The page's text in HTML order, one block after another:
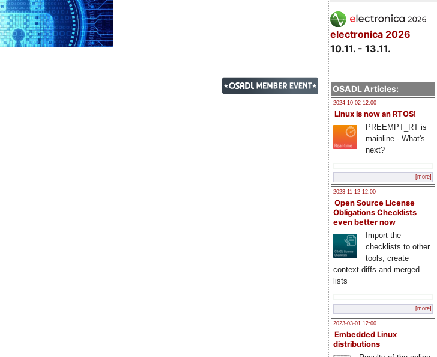
electronica 2026
10.11. - 13.11.
OSADL Articles:
2024-10-02 12:00
Linux is now an RTOS!
PREEMPT_RT is
mainline - What's
next?
[more]
2023-11-12 12:00
Open Source License
Obligations Checklists
even better now
Import the
checklists to other
tools, create
context diffs and merged
lists
[more]
2023-03-01 12:00
Embedded Linux
distributions